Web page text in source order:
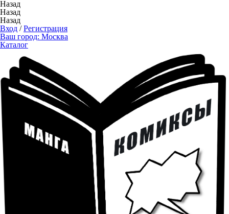
Назад
Назад
Назад
Вход /Регистрация
Ваш город: Москва
Каталог